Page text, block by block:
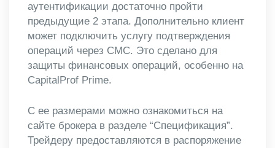
аутентификации достаточно пройти
предыдущие 2 этапа. Дополнительно клиент
может подключить услугу подтверждения
операций через СМС. Это сделано для
защиты финансовых операций, особенно на
CapitalProf Prime.
С ее размерами можно ознакомиться на
сайте брокера в разделе “Спецификация”.
Трейдеру предоставляются в распоряжение